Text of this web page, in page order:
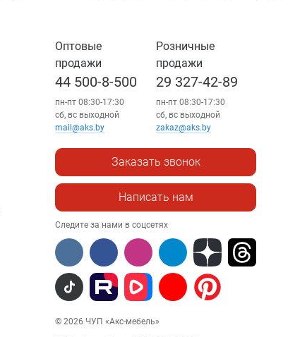
Оптовые
продажи
44 500-8-500
пн-пт 08:30-17:30
сб, вс выходной
mail@aks.by
Розничные
продажи
29 327-42-89
пн-пт 08:30-17:30
сб, вс выходной
zakaz@aks.by
Заказать звонок
Написать нам
Следите за нами в соцсетях
© 2026 ЧУП «Акс-мебель»